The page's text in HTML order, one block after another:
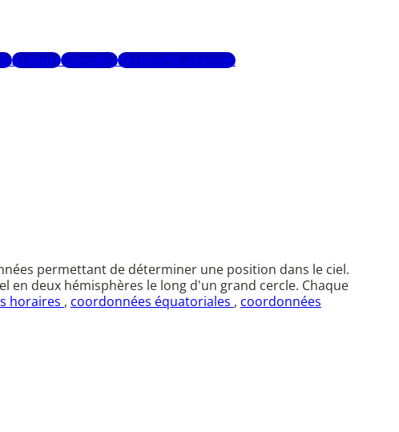
AuteursGlossaireRecherche avancée
permettant de déterminer une position dans le ciel.
en deux hémisphères le long d'un grand cercle. Chaque
horaires , coordonnées équatoriales , coordonnées